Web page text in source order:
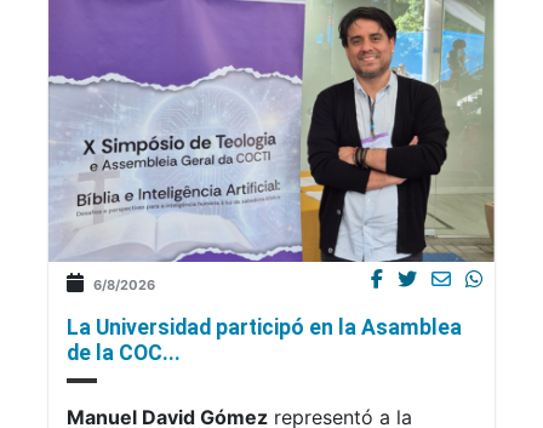
6/8/2026
La Universidad participó en la Asamblea
de la COC...
Manuel David Gómez representó a la